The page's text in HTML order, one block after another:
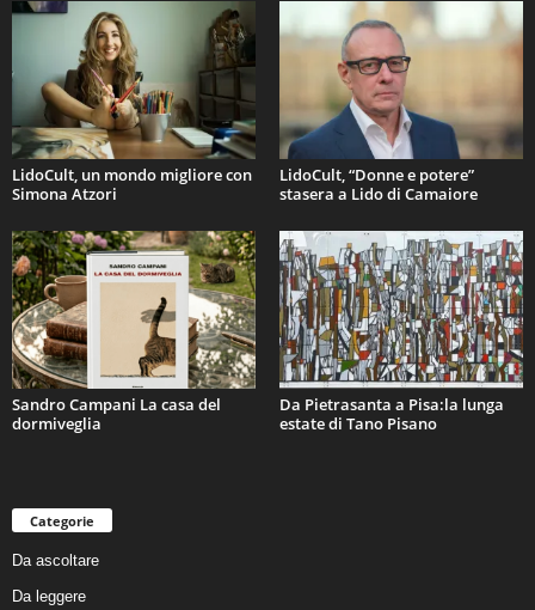
LidoCult, un mondo migliore con
Simona Atzori
LidoCult, “Donne e potere”
stasera a Lido di Camaiore
Sandro Campani La casa del
dormiveglia
Da Pietrasanta a Pisa:la lunga
estate di Tano Pisano
Categorie
Da ascoltare
Da leggere